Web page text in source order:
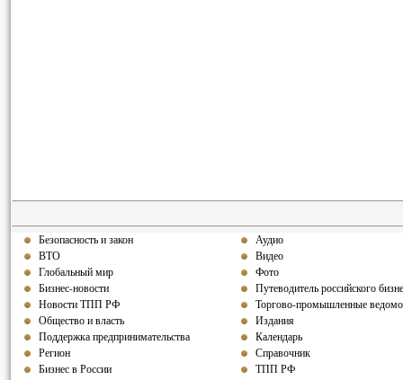
Безопасность и закон
ВТО
Глобальный мир
Бизнес-новости
Новости ТПП РФ
Общество и власть
Поддержка предпринимательства
Регион
Бизнес в России
Аудио
Видео
Фото
Путеводитель российского
Торгово-промышленные
Издания
Календарь
Справочник
ТПП РФ